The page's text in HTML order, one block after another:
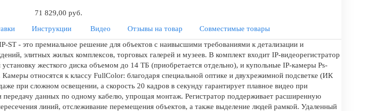
71 829,00 руб.
Инструкции Видео Отзывы на товар
Совместимые товары
- это премиальное решение для объектов с наивысшими требованиями к детализации и
элитных жилых комплексов, торговых галерей и музеев. В комплект входит IP-видеорегистратор
жесткого диска объемом до 14 ТБ (приобретается отдельно), и купольные IP-камеры Ps-
относятся к классу FullColor: благодаря специальной оптике и двухрежимной подсветке (ИК
при сложном освещении, а скорость 20 кадров в секунду гарантирует плавное видео при
передачу данных по одному кабелю, упрощая монтаж. Регистратор поддерживает расширенную
линий, отслеживание перемещения объектов, а также выделение людей рамкой. Удаленный